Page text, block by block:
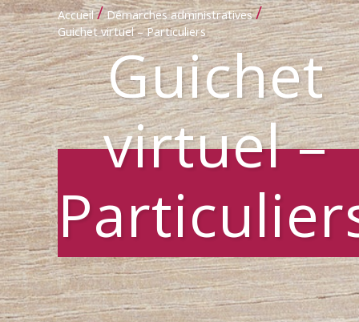
Accueil / Démarches administratives /
Guichet virtuel – Particuliers
Guichet
virtuel –